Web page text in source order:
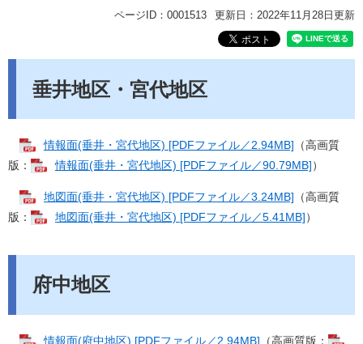
ページID：0001513 更新日：2022年11月28日更新
垂井地区・宮代地区
情報面(垂井・宮代地区) [PDFファイル／2.94MB] （高画質
版：
情報面(垂井・宮代地区) [PDFファイル／90.79MB]）
地図面(垂井・宮代地区) [PDFファイル／3.24MB] （高画質
版：
地図面(垂井・宮代地区) [PDFファイル／5.41MB]）
府中地区
情報面(府中地区) [PDFファイル／2.94MB] （高画質版：